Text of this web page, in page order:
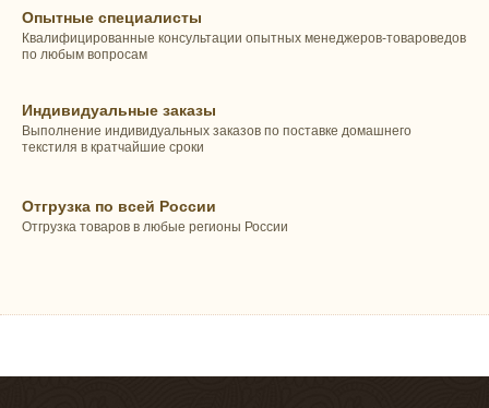
Опытные специалисты
Квалифицированные консультации опытных менеджеров-товароведов
по любым вопросам
Индивидуальные заказы
Выполнение индивидуальных заказов по поставке домашнего
текстиля в кратчайшие сроки
Отгрузка по всей России
Отгрузка товаров в любые регионы России